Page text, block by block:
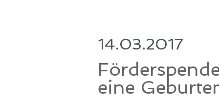
14.03.2017
eine